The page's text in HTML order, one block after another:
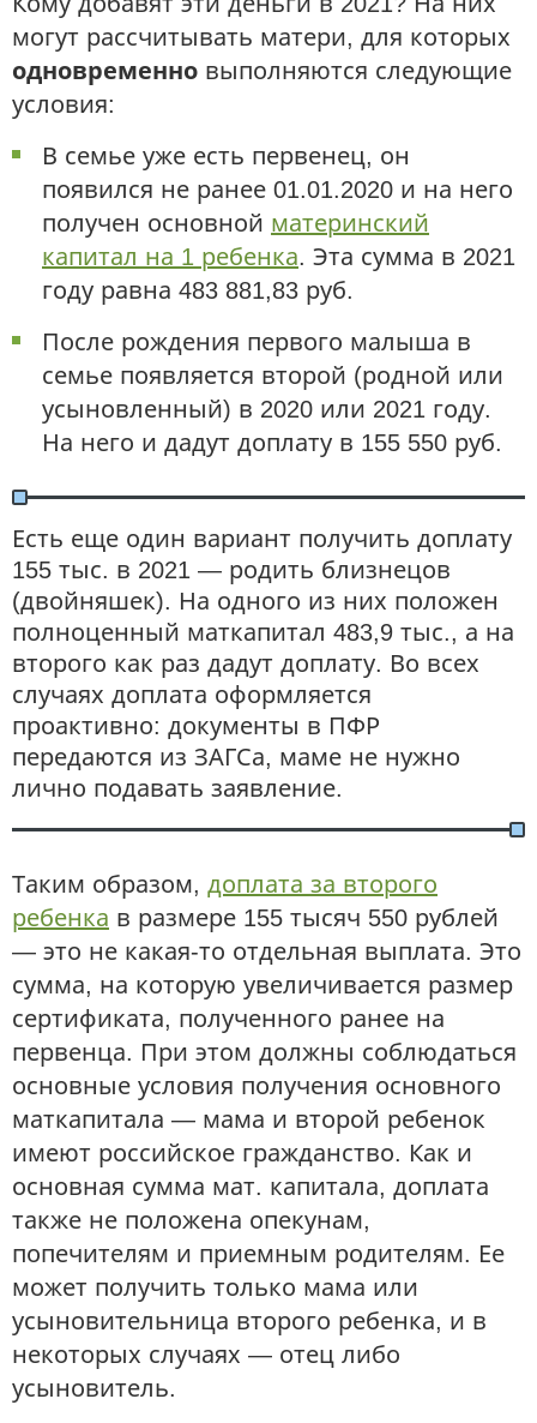
могут рассчитывать матери, для которых
одновременно выполняются следующие
условия:
В семье уже есть первенец, он
появился не ранее 01.01.2020 и на него
получен основной материнский
капитал на 1 ребенка. Эта сумма в 2021
году равна 483 881,83 руб.
После рождения первого малыша в
семье появляется второй (родной или
усыновленный) в 2020 или 2021 году.
На него и дадут доплату в 155 550 руб.
Есть еще один вариант получить доплату
155 тыс. в 2021 — родить близнецов
(двойняшек). На одного из них положен
полноценный маткапитал 483,9 тыс., а на
второго как раз дадут доплату. Во всех
случаях доплата оформляется
проактивно: документы в ПФР
передаются из ЗАГСа, маме не нужно
лично подавать заявление.
Таким образом, доплата за второго
ребенка в размере 155 тысяч 550 рублей
— это не какая-то отдельная выплата. Это
сумма, на которую увеличивается размер
сертификата, полученного ранее на
первенца. При этом должны соблюдаться
основные условия получения основного
маткапитала — мама и второй ребенок
имеют российское гражданство. Как и
основная сумма мат. капитала, доплата
также не положена опекунам,
попечителям и приемным родителям. Ее
может получить только мама или
усыновительница второго ребенка, и в
некоторых случаях — отец либо
усыновитель.